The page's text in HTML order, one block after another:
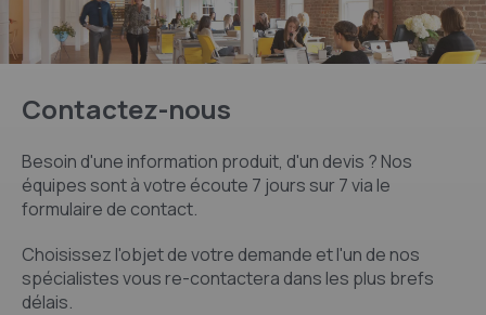
Contactez-nous
Besoin d'une information produit, d'un devis ? Nos
équipes sont à votre écoute 7 jours sur 7 via le
formulaire de contact.
Choisissez l'objet de votre demande et l'un de nos
spécialistes vous re-contactera dans les plus brefs
délais.